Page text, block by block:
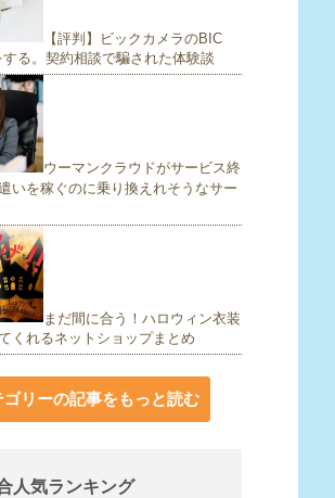
【評判】ビックカメラのBIC
る。契約相談で騙された体験談
ウーマンクラウドがサービス終
いを稼ぐのに乗り換えれそうなサー
まだ間に合う！ハロウィン衣装
くれるネットショップまとめ
ゴリーの記事をもっと読む
人気ランキング